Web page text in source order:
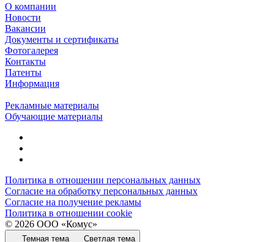
О компании
Новости
Вакансии
Документы и сертификаты
Фотогалерея
Контакты
Патенты
Информация
Рекламные материалы
Обучающие материалы
Политика в отношении персональных данных
Согласие на обработку персональных данных
Согласие на получение рекламы
Политика в отношении cookie
© 2026 ООО «Комус»
Темная тема Светлая тема